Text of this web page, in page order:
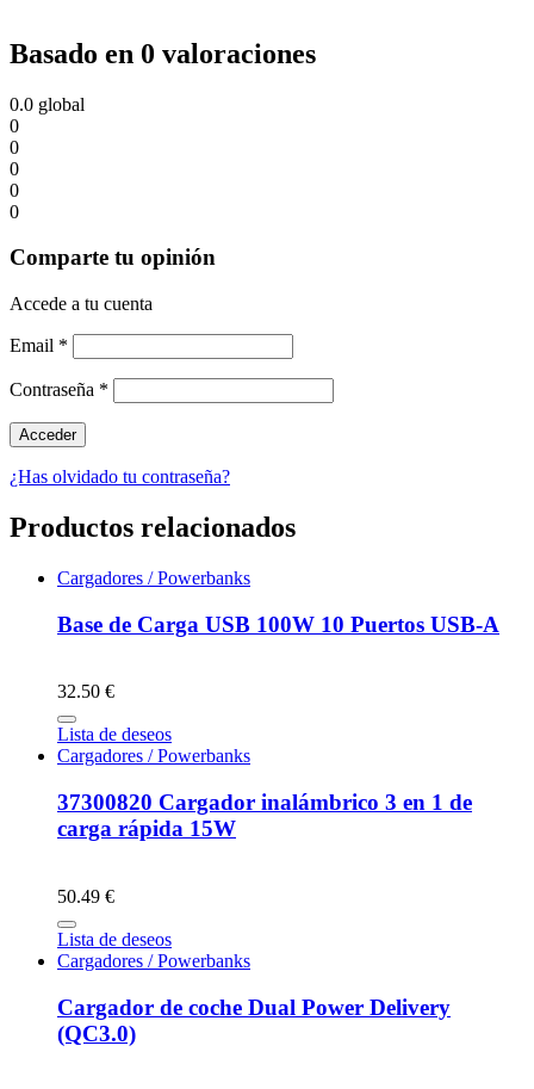
Basado en 0 valoraciones
0.0 global
0
0
0
0
0
Comparte tu opinión
Accede a tu cuenta
Email *
Contraseña *
¿Has olvidado tu contraseña?
Productos relacionados
Cargadores / Powerbanks
Base de Carga USB 100W 10 Puertos USB-A
32.50 €
Lista de deseos
Cargadores / Powerbanks
37300820 Cargador inalámbrico 3 en 1 de
carga rápida 15W
50.49 €
Lista de deseos
Cargadores / Powerbanks
Cargador de coche Dual Power Delivery
(QC3.0)